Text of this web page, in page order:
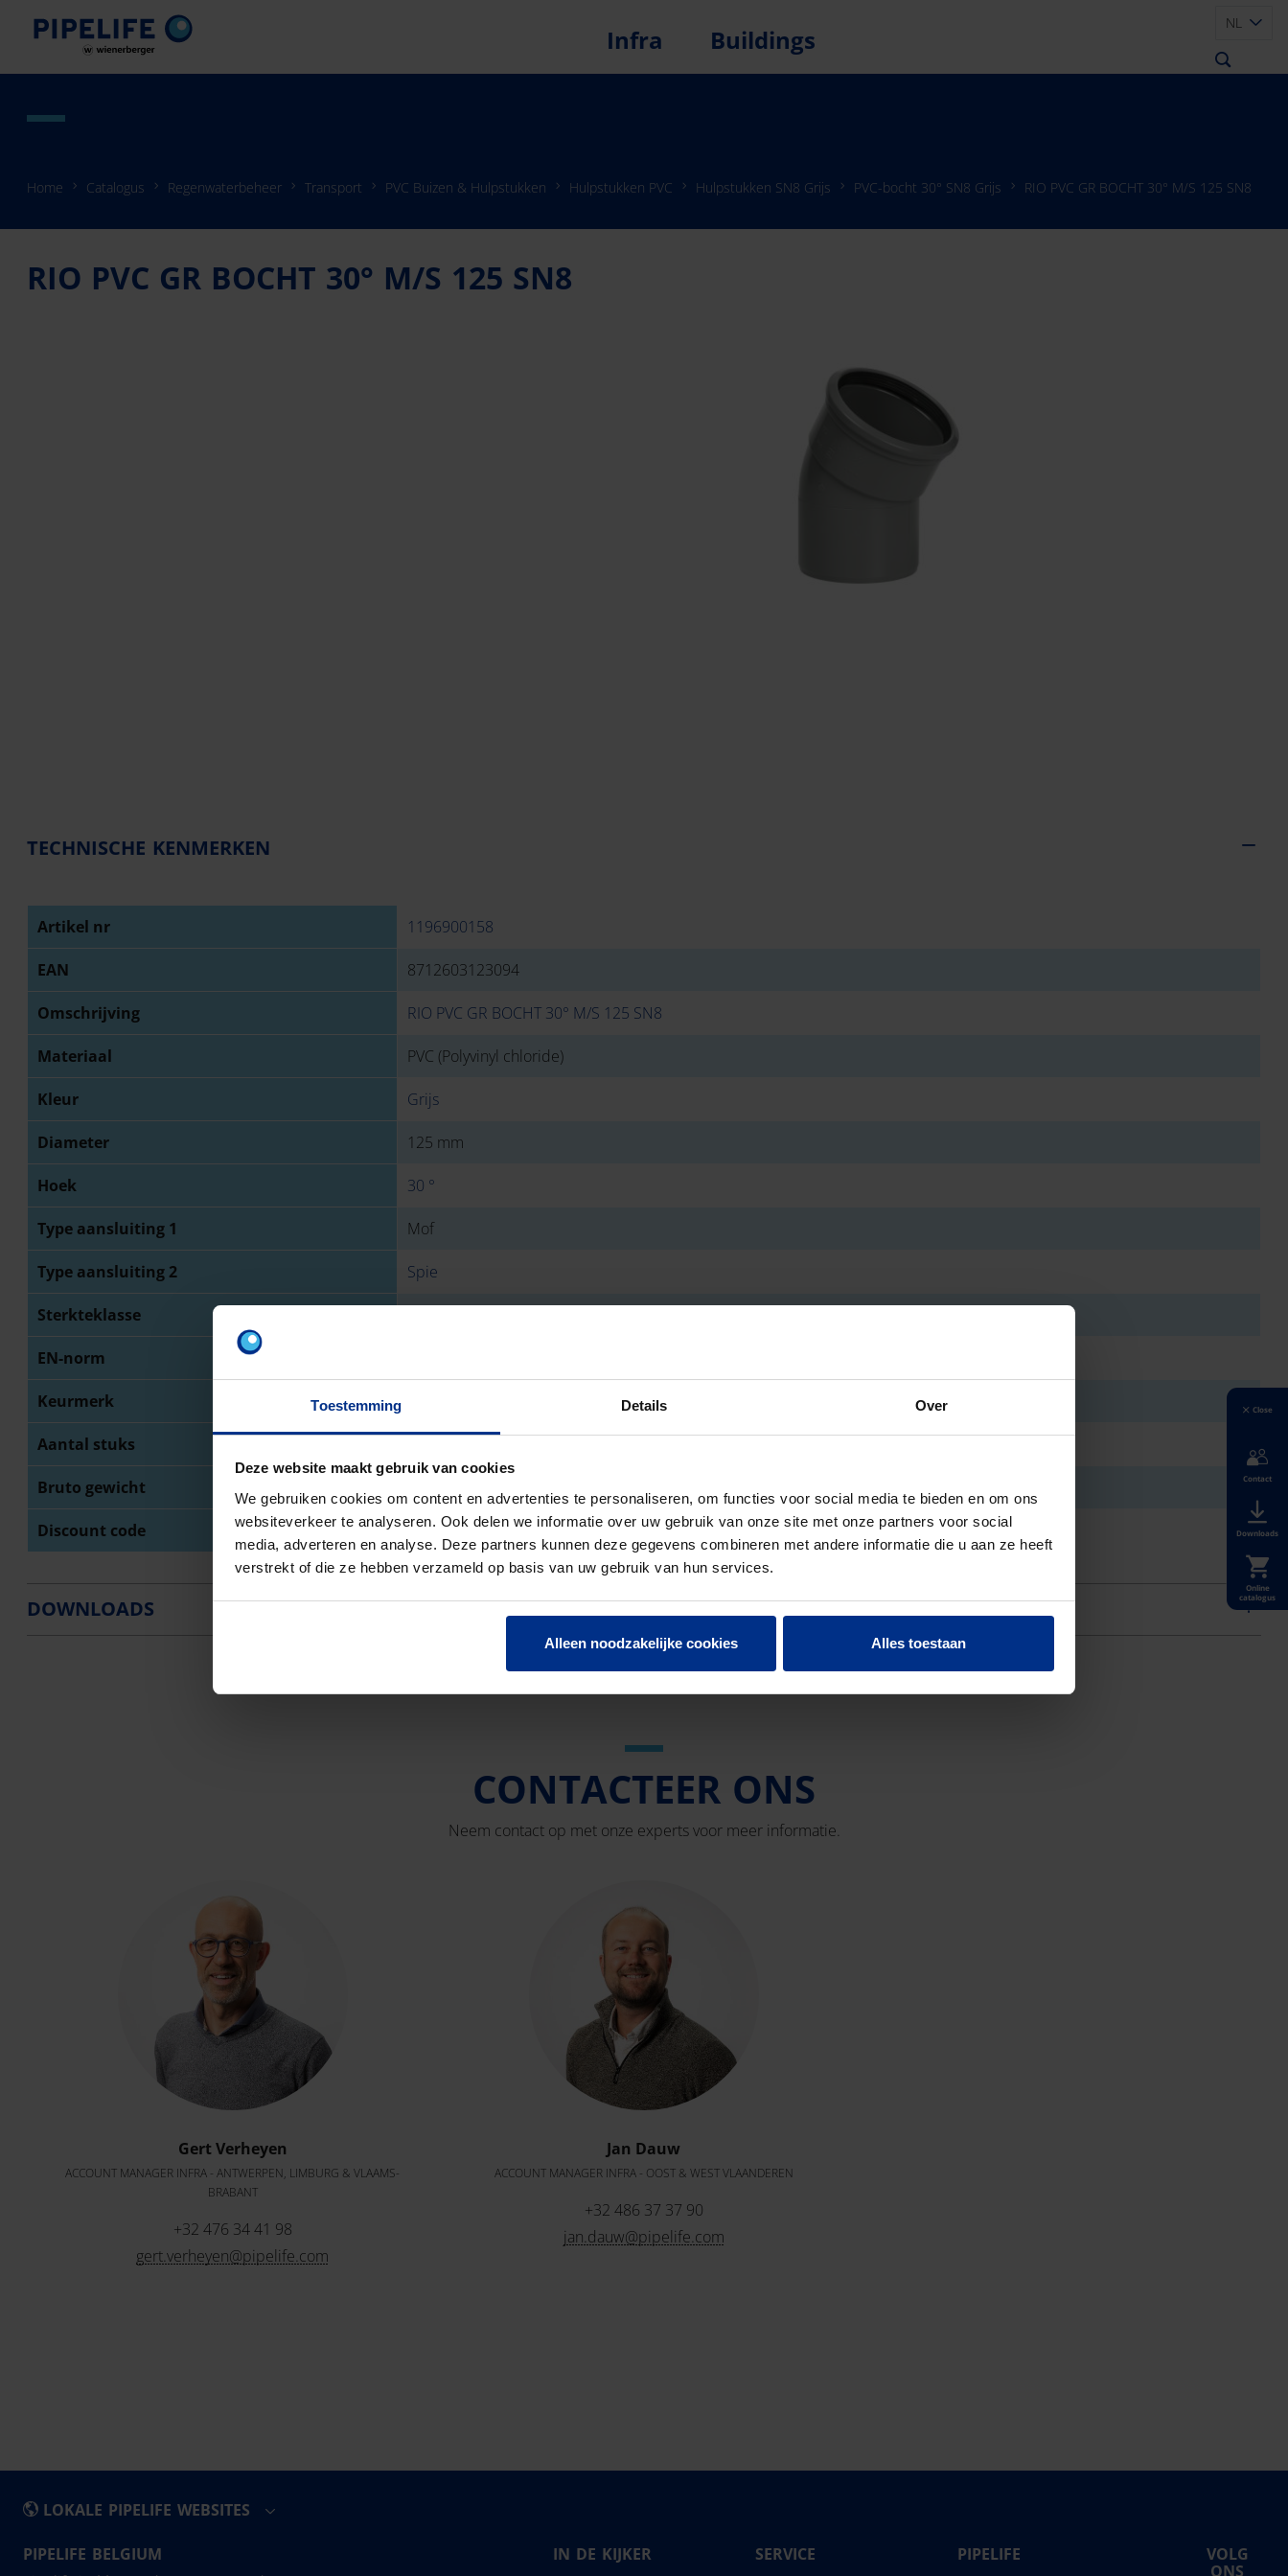
Toestemming Details Over
Deze website maakt gebruik van cookies
We gebruiken cookies om content en advertenties te personaliseren, om functies voor social media te bieden en om ons
websiteverkeer te analyseren. Ook delen we informatie over uw gebruik van onze site met onze partners voor social
media, adverteren en analyse. Deze partners kunnen deze gegevens combineren met andere informatie die u aan ze heeft
verstrekt of die ze hebben verzameld op basis van uw gebruik van hun services.
Alleen noodzakelijke cookies Alles toestaan
Infra Buildings
NL
Home Catalogus Regenwaterbeheer Transport PVC Buizen & Hulpstukken Hulpstukken PVC Hulpstukken SN8 Grijs PVC-bocht 30° SN8 Grijs RIO PVC GR BOCHT 30° M/S 125 SN8
RIO PVC GR BOCHT 30° M/S 125 SN8
TECHNISCHE KENMERKEN
Artikel nr 1196900158
EAN 8712603123094
Omschrijving RIO PVC GR BOCHT 30° M/S 125 SN8
Materiaal PVC (Polyvinyl chloride)
Kleur Grijs
Diameter 125 mm
Hoek 30 °
Type aansluiting 1 Mof
Type aansluiting 2 Spie
Sterkteklasse
EN-norm
Keurmerk
Aantal stuks
Bruto gewicht
Discount code O03
DOWNLOADS
CONTACTEER ONS
Neem contact op met onze experts voor meer informatie.
Gert Verheyen
ACCOUNT MANAGER INFRA - ANTWERPEN, LIMBURG & VLAAMS-
BRABANT
+32 476 34 41 98
gert.verheyen@pipelife.com
Jan Dauw
ACCOUNT MANAGER INFRA - OOST & WEST VLAANDEREN
+32 486 37 37 90
jan.dauw@pipelife.com
Close
Contact
Downloads
Online
catalogus
LOKALE PIPELIFE WEBSITES
België - Nederlands
PIPELIFE BELGIUM
IN DE KIJKER
SERVICE
PIPELIFE
VOLG
ONS